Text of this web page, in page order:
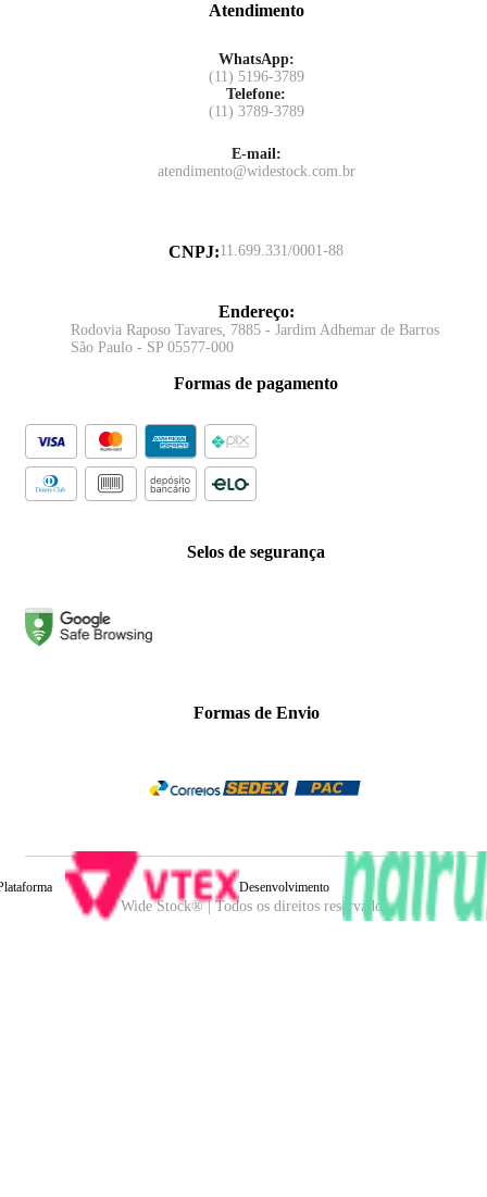
Atendimento
WhatsApp:
(11) 5196-3789
Telefone:
(11) 3789-3789
E-mail:
atendimento@widestock.com.br
CNPJ:11.699.331/0001-88
Endereço:
Rodovia Raposo Tavares, 7885 - Jardim Adhemar de Barros
São Paulo - SP 05577-000
Formas de pagamento
Selos de segurança
Formas de Envio
Wide Stock® | Todos os direitos reservados.
Desenvolvimento